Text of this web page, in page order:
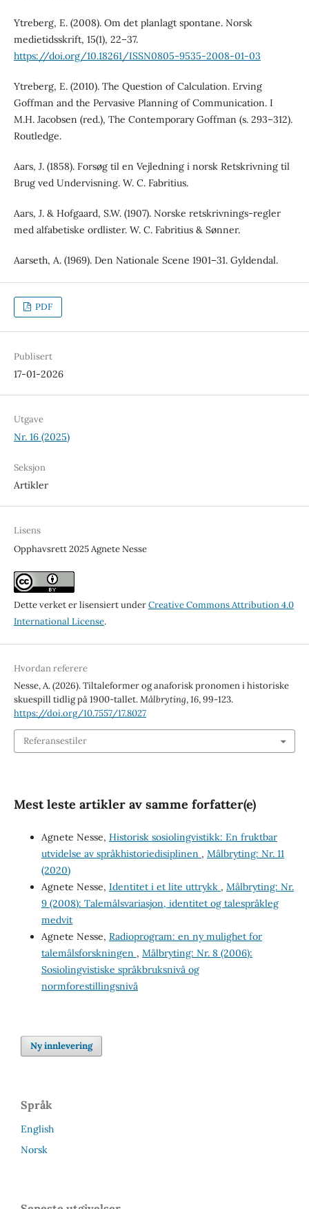
Ytreberg, E. (2008). Om det planlagt spontane. Norsk
medietidsskrift, 15(1), 22–37.
https://doi.org/10.18261/ISSN0805-9535-2008-01-03
Ytreberg, E. (2010). The Question of Calculation. Erving
Goffman and the Pervasive Planning of Communication. I
M.H. Jacobsen (red.), The Contemporary Goffman (s. 293–312).
Routledge.
Aars, J. (1858). Forsøg til en Vejledning i norsk Retskrivning til
Brug ved Undervisning. W. C. Fabritius.
Aars, J. & Hofgaard, S.W. (1907). Norske retskrivnings-regler
med alfabetiske ordlister. W. C. Fabritius & Sønner.
Aarseth, A. (1969). Den Nationale Scene 1901–31. Gyldendal.
PDF
Publisert
17-01-2026
Utgave
Nr. 16 (2025)
Seksjon
Artikler
Lisens
Opphavsrett 2025 Agnete Nesse
Dette verket er lisensiert underCreative Commons Attribution 4.0
International License.
Hvordan referere
Nesse, A. (2026). Tiltaleformer og anaforisk pronomen i historiske
skuespill tidlig på 1900-tallet.Målbryting,16, 99-123.
https://doi.org/10.7557/17.8027
Referansestiler
Mest leste artikler av samme forfatter(e)
Agnete Nesse, Historisk sosiolingvistikk: En fruktbar
utvidelse av språkhistoriedisiplinen , Målbryting: Nr. 11
(2020)
Agnete Nesse, Identitet i et lite uttrykk , Målbryting: Nr.
9 (2008): Talemålsvariasjon, identitet og talespråkleg
medvit
Agnete Nesse, Radioprogram: en ny mulighet for
talemålsforskningen , Målbryting: Nr. 8 (2006):
Sosiolingvistiske språkbruksnivå og
normforestillingsnivå
Ny innlevering
Språk
English
Norsk